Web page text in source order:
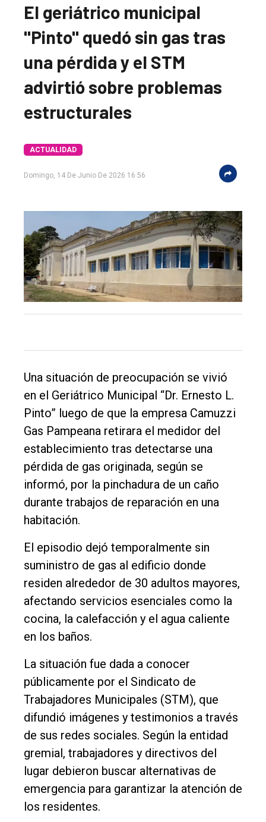
El
único
Inicio
Tendencia
Int.
General
Política
Cultura
Entrevistas
Rural
Deportes
Fúnebres
Edición
Empresa
Contacto
El geriátrico municipal
"Pinto" quedó sin gas tras
una pérdida y el STM
advirtió sobre problemas
estructurales
ACTUALIDAD
Domingo, 14 De Junio De 2026 16:56
Una situación de preocupación se vivió
en el Geriátrico Municipal “Dr. Ernesto L.
Pinto” luego de que la empresa Camuzzi
Gas Pampeana retirara el medidor del
establecimiento tras detectarse una
pérdida de gas originada, según se
informó, por la pinchadura de un caño
durante trabajos de reparación en una
habitación.
El episodio dejó temporalmente sin
suministro de gas al edificio donde
residen alrededor de 30 adultos mayores,
afectando servicios esenciales como la
cocina, la calefacción y el agua caliente
en los baños.
La situación fue dada a conocer
públicamente por el Sindicato de
Trabajadores Municipales (STM), que
difundió imágenes y testimonios a través
de sus redes sociales. Según la entidad
gremial, trabajadores y directivos del
lugar debieron buscar alternativas de
emergencia para garantizar la atención de
los residentes.